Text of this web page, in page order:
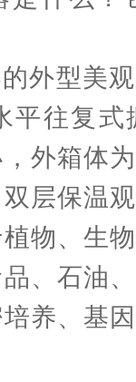
型美观
平往复式
外箱体
层保温
物、生
、石油
养、基